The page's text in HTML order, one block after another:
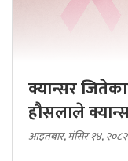
क्यान्सर
हौसलाले
आइतबार, मंसिर १४, २०८२